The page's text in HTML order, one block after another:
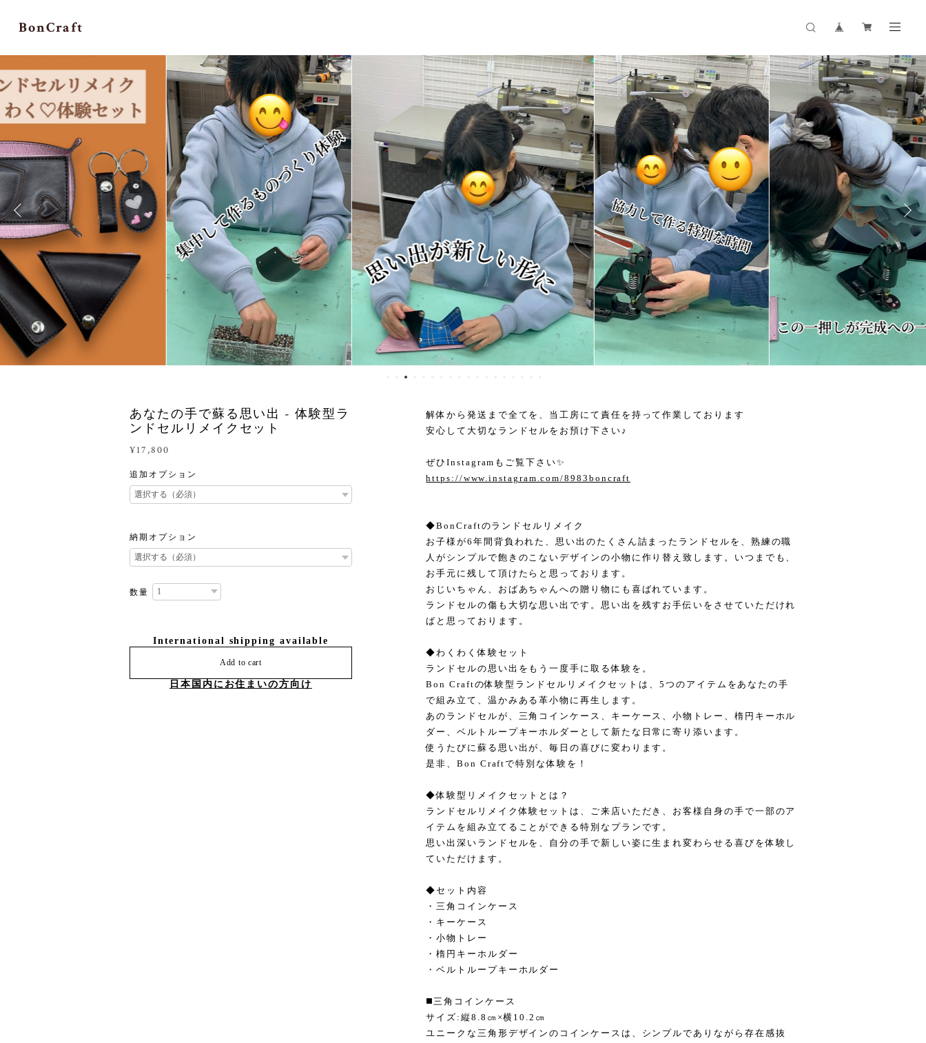
BonCraft
あなたの手で蘇る思い出 - 体験型ラ
ンドセルリメイクセット
¥17,800
追加オプション
納期オプション
数量
International shipping available
Add to cart
日本国内にお住まいの方向け
解体から発送まで全てを、当工房にて責任を持って作業しております
安心して大切なランドセルをお預け下さい♪
ぜひInstagramもご覧下さい✨
https://www.instagram.com/8983boncraft
◆BonCraftのランドセルリメイク
お子様が6年間背負われた、思い出のたくさん詰まったランドセルを、熟練の職
人がシンプルで飽きのこないデザインの小物に作り替え致します。いつまでも、
お手元に残して頂けたらと思っております。
おじいちゃん、おばあちゃんへの贈り物にも喜ばれています。
ランドセルの傷も大切な思い出です。思い出を残すお手伝いをさせていただけれ
ばと思っております。
◆わくわく体験セット
ランドセルの思い出をもう一度手に取る体験を。
Bon Craftの体験型ランドセルリメイクセットは、5つのアイテムをあなたの手
で組み立て、温かみある革小物に再生します。
あのランドセルが、三角コインケース、キーケース、小物トレー、楕円キーホル
ダー、ベルトループキーホルダーとして新たな日常に寄り添います。
使うたびに蘇る思い出が、毎日の喜びに変わります。
是非、Bon Craftで特別な体験を！
◆体験型リメイクセットとは？
ランドセルリメイク体験セットは、ご来店いただき、お客様自身の手で一部のア
イテムを組み立てることができる特別なプランです。
思い出深いランドセルを、自分の手で新しい姿に生まれ変わらせる喜びを体験し
ていただけます。
◆セット内容
・三角コインケース
・キーケース
・小物トレー
・楕円キーホルダー
・ベルトループキーホルダー
◼️三角コインケース
サイズ:縦8.8㎝×横10.2㎝
ユニークな三角形デザインのコインケースは、シンプルでありながら存在感抜